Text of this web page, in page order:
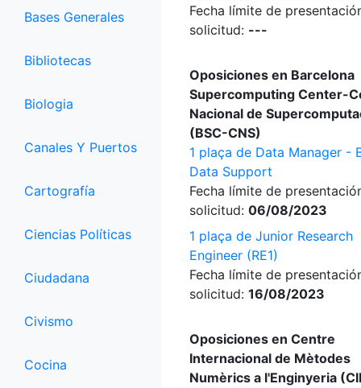
Bases Generales
Bibliotecas
Biologia
Canales Y Puertos
Cartografía
Ciencias Políticas
Ciudadana
Civismo
Cocina
Fecha límite de
solicitud: ---
Oposiciones en Barcelona
Supercomputing Center-
Nacional de
(BSC-CNS)
1 plaça de Data Manager -
Data Support
Fecha límite de
solicitud: 06/08/2023
1 plaça de Junior Research
Engineer (RE1)
Fecha límite de
solicitud: 16/08/2023
Oposiciones en Centre
Internacional de Mètodes
Numèrics a l'Enginyeria